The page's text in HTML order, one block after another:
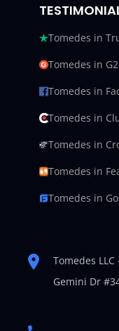
Tomedes in
Tomedes in G2
Tomedes in
Tomedes in
Tomedes in
Tomedes in
Tomedes in
Tomedes LLC
Gemini Dr